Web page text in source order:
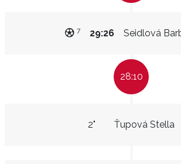
Seidlová
29:26
7
28:10
Ťupová Stella
2"